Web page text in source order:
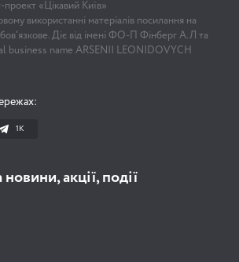
«Цікавий Київ»
використанні матеріалів посилання на
Діє від імені ФО-П Фінберг А.Л та
name ARSENII LEONIDOVYCH
1К
акції, події